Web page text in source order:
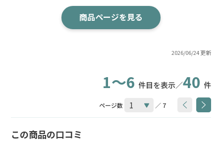
2026/06/24 更新
商品ページを見る
1～6 件目を表示／40 件
ページ数 ／ 7
この商品の口コミ